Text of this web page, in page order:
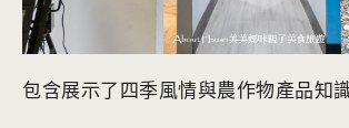
包含展示了四季風情與農作物產品知